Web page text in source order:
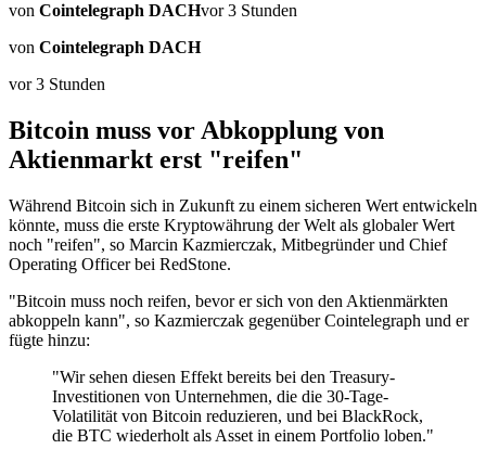
von Cointelegraph DACHvor 3 Stunden
von Cointelegraph DACH
vor 3 Stunden
Bitcoin muss vor Abkopplung von
Aktienmarkt erst "reifen"
Während Bitcoin sich in Zukunft zu einem sicheren Wert entwickeln
könnte, muss die erste Kryptowährung der Welt als globaler Wert
noch "reifen", so Marcin Kazmierczak, Mitbegründer und Chief
Operating Officer bei RedStone.
"Bitcoin muss noch reifen, bevor er sich von den Aktienmärkten
abkoppeln kann", so Kazmierczak gegenüber Cointelegraph und er
fügte hinzu:
"Wir sehen diesen Effekt bereits bei den Treasury-
Investitionen von Unternehmen, die die 30-Tage-
Volatilität von Bitcoin reduzieren, und bei BlackRock,
die BTC wiederholt als Asset in einem Portfolio loben."